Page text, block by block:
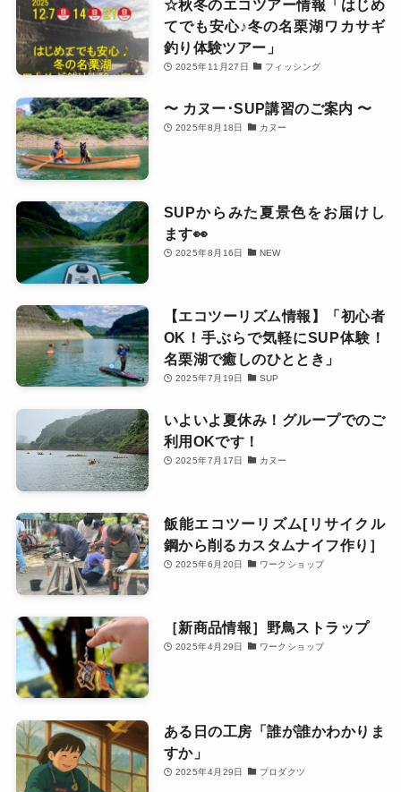
☆秋冬のエコツアー情報「はじめ
てでも安心♪冬の名栗湖ワカサギ
釣り体験ツアー」
2025年11月27日 フィッシング
〜 カヌー･SUP講習のご案内 〜
2025年8月18日 カヌー
SUPからみた夏景色をお届けし
ます👀
2025年8月16日 NEW
【エコツーリズム情報】「初心者
OK！手ぶらで気軽にSUP体験！
名栗湖で癒しのひととき」
2025年7月19日 SUP
いよいよ夏休み！グループでのご
利用OKです！
2025年7月17日 カヌー
飯能エコツーリズム[リサイクル
鋼から削るカスタムナイフ作り］
2025年6月20日 ワークショップ
［新商品情報‪］野鳥ストラップ
2025年4月29日 ワークショップ
ある日の工房「誰が誰かわかりま
すか」
2025年4月29日 プロダクツ